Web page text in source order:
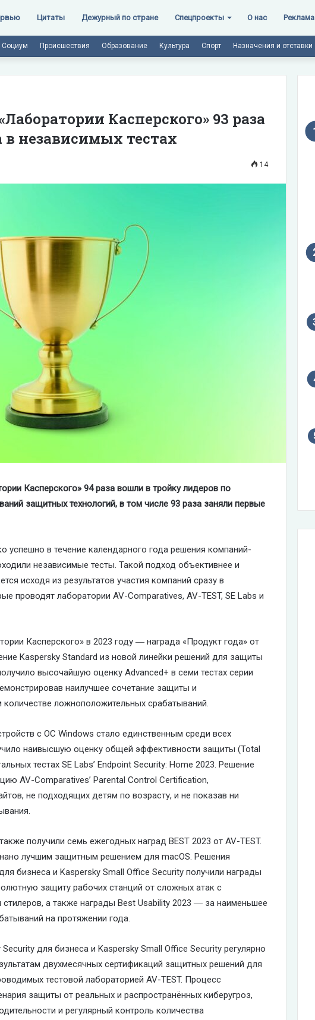
Цитаты Дежурный по стране Спецпроекты О нас Реклама
Социум Происшествия Образование Культура Спорт Назначения и отставки
Касперского» 93 раза
независимых тестах
14
Касперского» 94 раза вошли в тройку лидеров по
защитных технологий, в том числе 93 раза заняли первые
успешно в течение календарного года решения компаний-
независимые тесты. Такой подход объективнее и
исходя из результатов участия компаний сразу в
проводят лаборатории AV-Comparatives, AV-TEST, SE Labs и
Касперского» в 2023 году ― награда «Продукт года» от
Kaspersky Standard из новой линейки решений для защиты
высочайшую оценку Advanced+ в семи тестах серии
наилучшее сочетание защиты и
ложноположительных срабатываний.
с ОС Windows стало единственным среди всех
наивысшую оценку общей эффективности защиты (Total
тестах SE Labs’ Endpoint Security: Home 2023. Решение
AV-Comparatives’ Parental Control Certification,
не подходящих детям по возрасту, и не показав ни
получили семь ежегодных наград BEST 2023 от AV-TEST.
лучшим защитным решением для macOS. Решения
бизнеса и Kaspersky Small Office Security получили награды
защиту рабочих станций от сложных атак с
а также награды Best Usability 2023 ― за наименьшее
на протяжении года.
для бизнеса и Kaspersky Small Office Security регулярно
двухмесячных сертификаций защитных решений для
тестовой лабораторией AV-TEST. Процесс
защиты от реальных и распространённых киберугроз,
и регулярный контроль количества